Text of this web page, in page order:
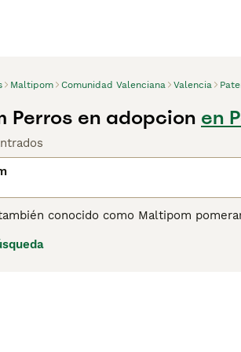
Maltipom Comunidad Valenciana Valencia
Perros en adopcion en
conocido como Maltipom
tamaño compacto que varía entre 18 y
perfecta tanto para apartamentos
domésticos. En cuanto a
caída del Maltés, lo que también lo
evitar el sobrepeso debido a su
solteras y mayores que buscan un